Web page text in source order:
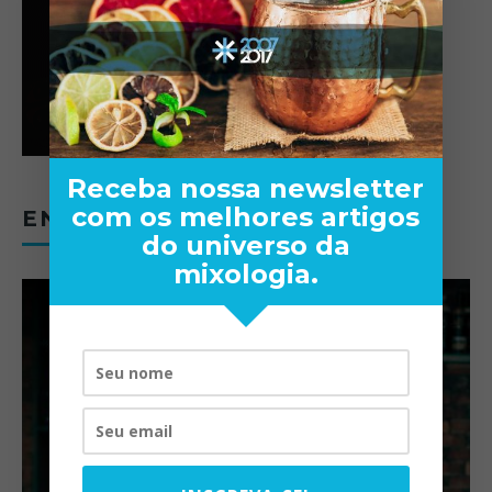
ENTREVISTAS
Receba nossa newsletter
com os melhores artigos
do universo da
mixologia.